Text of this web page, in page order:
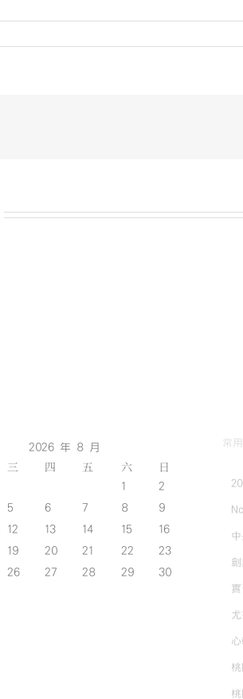
2026 年 8 月
三 四 五 六 日
1
2
5 6 7 8
9
12 13 14 15
16
19 20 21 22
23
26 27 28 29
30
常
實